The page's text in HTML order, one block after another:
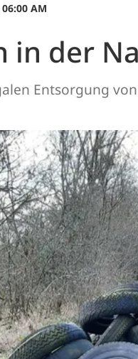
AM
in der
Entsorgung